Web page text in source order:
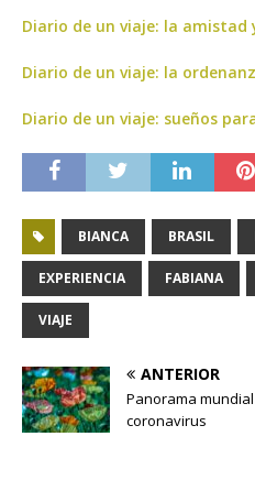
Diario de un viaje: la
Diario de un viaje: la
Diario de un viaje: sueños
BIANCA BRASIL
EXPERIENCIA FABIANA
VIAJE
ANTERIOR
Panorama
coronavirus